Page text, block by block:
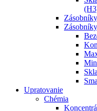
Upratovanie
Chémia